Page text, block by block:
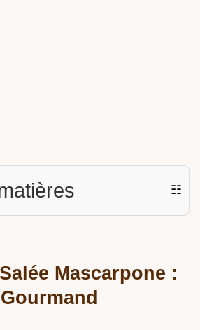
☷
Mascarpone :